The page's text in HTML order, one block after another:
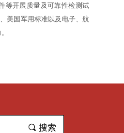
等开展质量及可靠性检测试
美国军用标准以及电子、航
끠 搜索